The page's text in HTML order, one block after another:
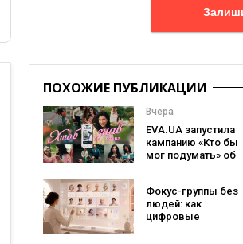
ПОХОЖИЕ ПУБЛИКАЦИИ
Вчера
EVA.UA запустила
кампанию «Кто бы
мог подумать» об
покупатели не
ожидают увидеть
на платформе
Фокус-группы без
людей: как
цифровые